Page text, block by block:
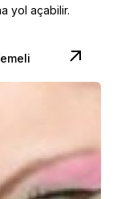
yol açabilir.